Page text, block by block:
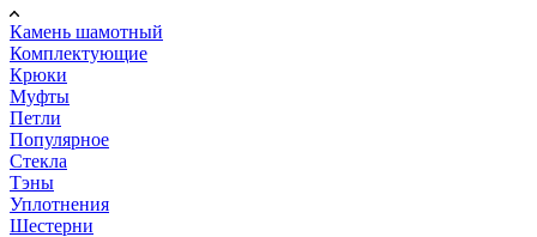
Камень шамотный
Комплектующие
Крюки
Муфты
Петли
Популярное
Стекла
Тэны
Уплотнения
Шестерни